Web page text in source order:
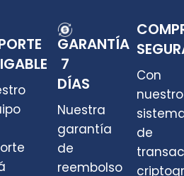
GARANTÍA
7
DÍAS
Nuestra
garantía
de
reembolso
Con
nuestro
de